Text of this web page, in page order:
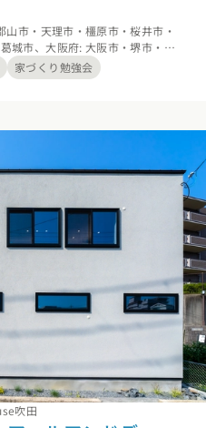
市・天理市・橿原市・桜井市・
城市、大阪府: 大阪市・堺市・岸
大津市・高槻市・貝塚市・守口
市・富田林市・寝屋川市・河内長
能郡豊能町・豊能郡能勢町・泉北
町・泉南郡岬町・南河内郡太子
阪村、兵庫県: 神戸市・尼崎市・
家づくり勉強会
吹田
ント検索 工務店無料相談